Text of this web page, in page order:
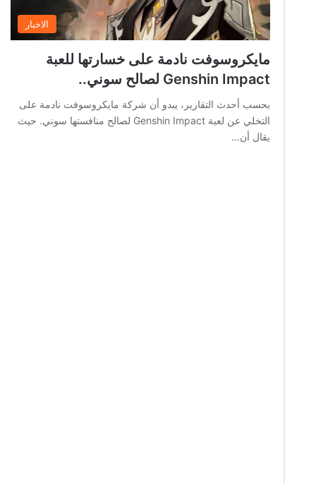
الاخبار
مايكروسوفت نادمة على خسارتها للعبة
Genshin Impact لصالح سوني..
بحسب أحدث التقارير، يبدو أن شركة مايكروسوفت نادمة على
التخلي عن لعبة Genshin Impact لصالح منافستها سوني. حيث
يقال أن…